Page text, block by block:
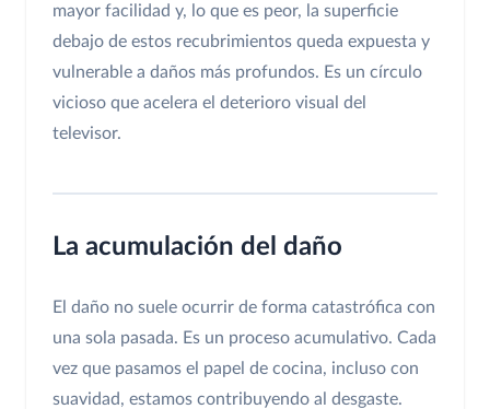
mayor facilidad y, lo que es peor, la superficie
debajo de estos recubrimientos queda expuesta y
vulnerable a daños más profundos. Es un círculo
vicioso que acelera el deterioro visual del
televisor.
La acumulación del daño
El daño no suele ocurrir de forma catastrófica con
una sola pasada. Es un proceso acumulativo. Cada
vez que pasamos el papel de cocina, incluso con
suavidad, estamos contribuyendo al desgaste.